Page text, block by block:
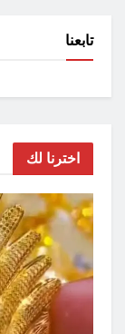
تابعنا
اخترنا لك